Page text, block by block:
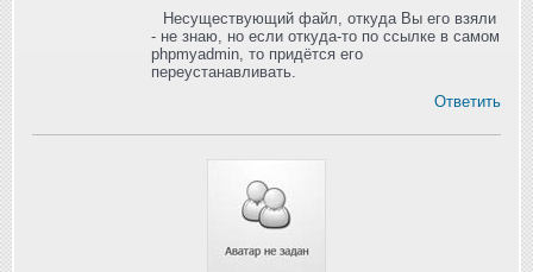
Несуществующий файл, откуда Вы его взяли
- не знаю, но если откуда-то по ссылке в самом
phpmyadmin, то придётся его
переустанавливать.
Ответить